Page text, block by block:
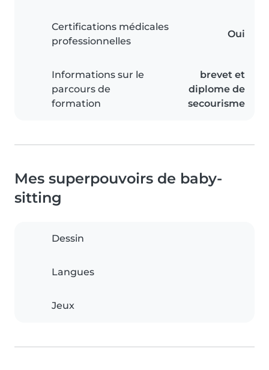
Certifications médicales
professionnelles
Oui
Informations sur le
parcours de
formation
brevet et
diplome de
secourisme
Mes superpouvoirs de baby-
sitting
Dessin
Langues
Jeux